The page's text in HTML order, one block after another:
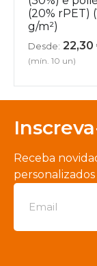
(20% rPET)
g/m²)
Desde: 22,30
(mín. 10 un)
Receba